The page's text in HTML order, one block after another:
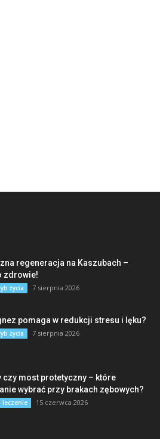
regeneracja na Kaszubach –
zdrowie!
życia 7 sierpnia 2026
pomaga w redukcji stresu i lęku?
życia 7 sierpnia 2026
czy most protetyczny – które
wybrać przy brakach zębowych?
leczenie 15 czerwca 2026